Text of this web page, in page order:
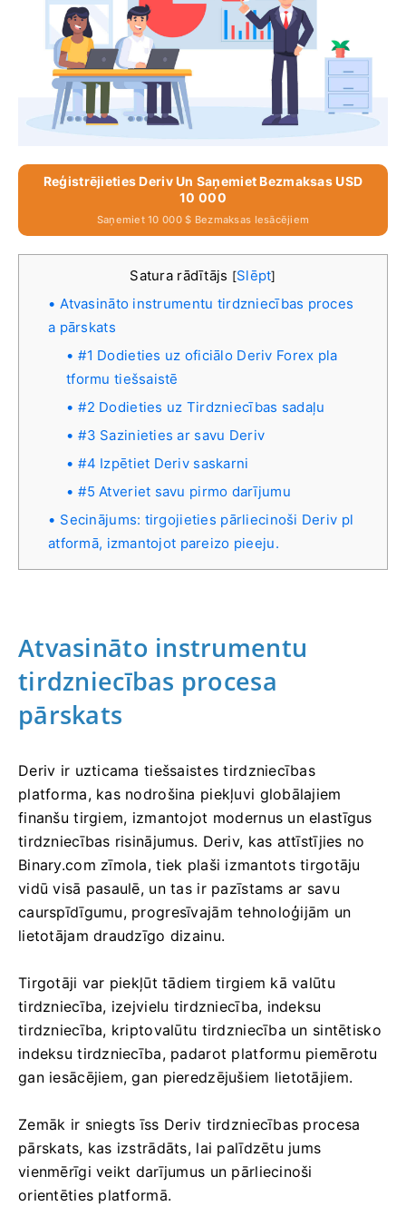
Reģistrējieties Deriv Un Saņemiet Bezmaksas USD
10 000
Saņemiet 10 000 $ Bezmaksas Iesācējiem
Satura rādītājs [Slēpt]
Atvasināto instrumentu tirdzniecības proces
a pārskats
#1 Dodieties uz oficiālo Deriv Forex pla
tformu tiešsaistē
#2 Dodieties uz Tirdzniecības sadaļu
#3 Sazinieties ar savu Deriv
#4 Izpētiet Deriv saskarni
#5 Atveriet savu pirmo darījumu
Secinājums: tirgojieties pārliecinoši Deriv pl
atformā, izmantojot pareizo pieeju.
Atvasināto instrumentu
tirdzniecības procesa
pārskats
Deriv ir uzticama tiešsaistes tirdzniecības
platforma, kas nodrošina piekļuvi globālajiem
finanšu tirgiem, izmantojot modernus un elastīgus
tirdzniecības risinājumus. Deriv, kas attīstījies no
Binary.com zīmola, tiek plaši izmantots tirgotāju
vidū visā pasaulē, un tas ir pazīstams ar savu
caurspīdīgumu, progresīvajām tehnoloģijām un
lietotājam draudzīgo dizainu.
Tirgotāji var piekļūt tādiem tirgiem kā valūtu
tirdzniecība, izejvielu tirdzniecība, indeksu
tirdzniecība, kriptovalūtu tirdzniecība un sintētisko
indeksu tirdzniecība, padarot platformu piemērotu
gan iesācējiem, gan pieredzējušiem lietotājiem.
Zemāk ir sniegts īss Deriv tirdzniecības procesa
pārskats, kas izstrādāts, lai palīdzētu jums
vienmērīgi veikt darījumus un pārliecinoši
orientēties platformā.